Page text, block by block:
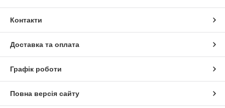
Контакти
Доставка та оплата
Графік роботи
Повна версія сайту